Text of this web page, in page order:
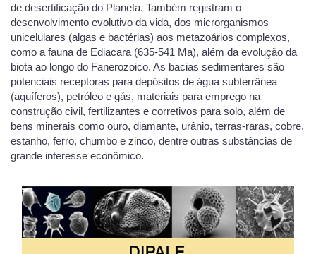
de desertificação do Planeta. Também registram o
desenvolvimento evolutivo da vida, dos microrganismos
unicelulares (algas e bactérias) aos metazoários complexos,
como a fauna de Ediacara (635-541 Ma), além da evolução da
biota ao longo do Fanerozoico. As bacias sedimentares são
potenciais receptoras para depósitos de água subterrânea
(aquíferos), petróleo e gás, materiais para emprego na
construção civil, fertilizantes e corretivos para solo, além de
bens minerais como ouro, diamante, urânio, terras-raras, cobre,
estanho, ferro, chumbo e zinco, dentre outras substâncias de
grande interesse econômico.